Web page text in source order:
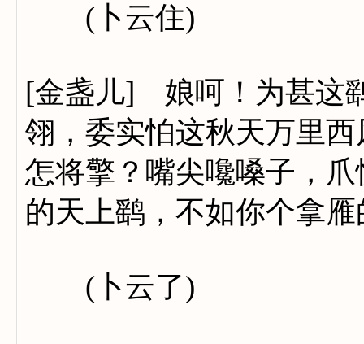
(卜云住)
[金盏儿] 娘呵！为甚这
翎，委实怕这秋天万里
怎将擎？嘴尖嚵嗓子，
的天上鹞，不如你个拿
(卜云了)